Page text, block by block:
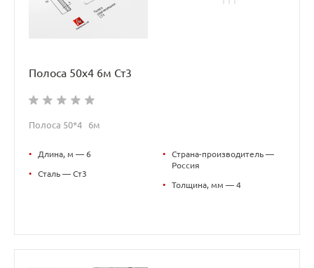
Полоса 50х4 6м Ст3
Полоса 50*4 6м
• Длина, м — 6
• Сталь — Ст3
•
Страна-производитель —
Россия
• Толщина, мм — 4